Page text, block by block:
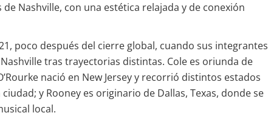
Nashville, con una estética relajada y de conexión
poco después del cierre global, cuando sus integrantes
tras trayectorias distintas. Cole es oriunda de
nació en New Jersey y recorrió distintos estados
y Rooney es originario de Dallas, Texas, donde se
local.